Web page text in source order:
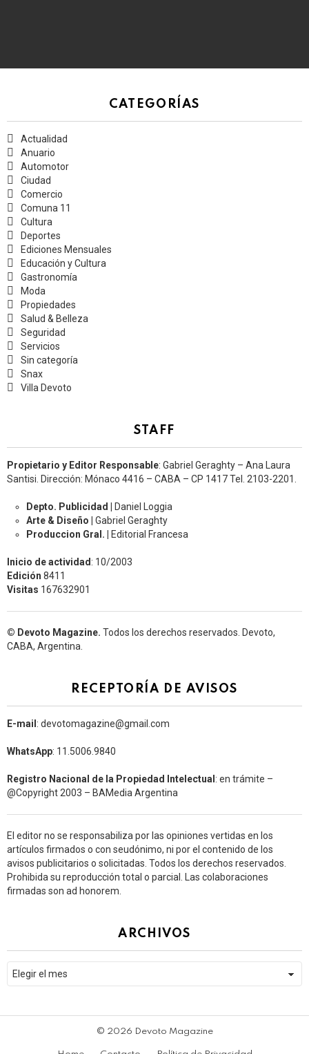
CATEGORÍAS
Actualidad
Anuario
Automotor
Ciudad
Comercio
Comuna 11
Cultura
Deportes
Ediciones Mensuales
Educación y Cultura
Gastronomía
Moda
Propiedades
Salud & Belleza
Seguridad
Servicios
Sin categoría
Snax
Villa Devoto
STAFF
Propietario y Editor Responsable: Gabriel Geraghty – Ana Laura
Santisi. Dirección: Mónaco 4416 – CABA – CP 1417Tel. 2103-2201.
Depto. Publicidad |
Daniel Loggia
Arte & Diseño | Gabriel Geraghty
Produccion Gral. |
Editorial Francesa
Inicio de actividad: 10/2003
Edición 8411
Visitas 167632901
© Devoto Magazine. Todos los derechos reservados. Devoto,
CABA, Argentina.
RECEPTORÍA DE AVISOS
E-mail : devotomagazine@gmail.com
WhatsApp: 11.5006.9840
Registro Nacional de la Propiedad Intelectual : en trámite –
@Copyright 2003 – BAMedia Argentina
El editor no se responsabiliza por las opiniones vertidas en los
artículos firmados o con seudónimo, ni por el contenido de los
avisos publicitarios o solicitadas. Todos los derechos reservados.
Prohibida su reproducción total o parcial. Las colaboraciones
firmadas son ad honorem.
ARCHIVOS
© 2026 Devoto Magazine
Facebook
Twitter
Subscribe